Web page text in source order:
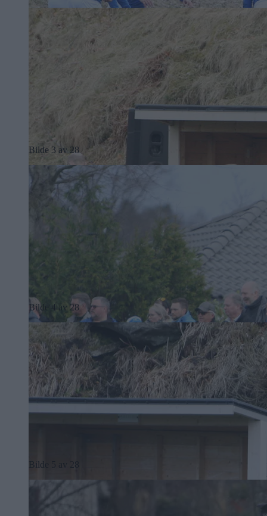
Bilde 3 av 28
Bilde 4 av 28
Bilde 5 av 28